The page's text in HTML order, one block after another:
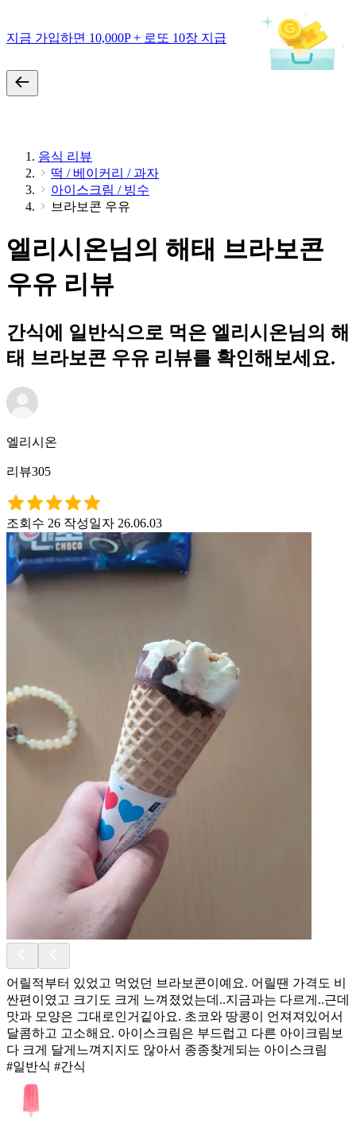
지금 가입하면 10,000P + 로또 10장 지급
음식 리뷰
떡 / 베이커리 / 과자
아이스크림 / 빙수
브라보콘 우유
엘리시온님의 해태 브라보콘
우유 리뷰
간식에 일반식으로 먹은 엘리시온님의 해
태 브라보콘 우유 리뷰를 확인해보세요.
엘리시온
리뷰305
조회수 26 작성일자 26.06.03
어릴적부터 있었고 먹었던 브라보콘이예요. 어릴땐 가격도 비
싼편이였고 크기도 크게 느껴졌었는데..지금과는 다르게..근데
맛과 모양은 그대로인거깉아요. 초코와 땅콩이 언져져있어서
달콤하고 고소해요. 아이스크림은 부드럽고 다른 아이크림보
다 크게 달게느껴지지도 않아서 종종찾게되는 아이스크림
#일반식 #간식